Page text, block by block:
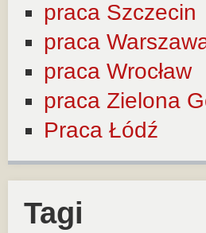
praca Szczecin
praca
praca Wrocław
praca Zielona
Praca Łódź
Tagi